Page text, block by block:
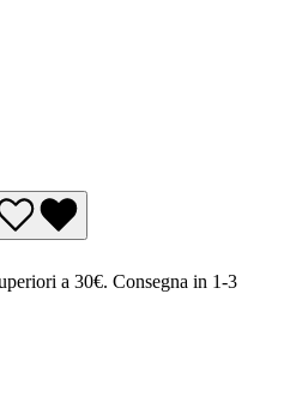
a 30€. Consegna in 1-3